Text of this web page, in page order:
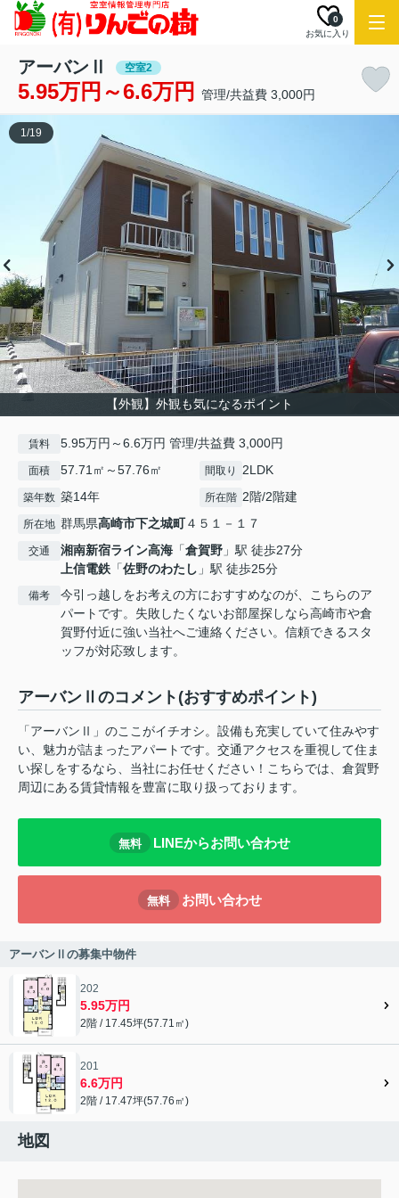
お気に入り
0
アーバンⅡ 空室2
5.95万円～6.6万円 管理/共益費 3,000円
【外観】外観も気になるポイント
1/19
賃料 5.95万円～6.6万円 管理/共益費 3,000円
面積 57.71㎡～57.76㎡ 間取り 2LDK
築年数 築14年 所在階 2階/2階建
所在地 群馬県高崎市下之城町４５１－１７
交通 湘南新宿ライン高海 「倉賀野 」駅 徒歩27分
上信電鉄 「佐野のわたし 」駅 徒歩25分
備考
今引っ越しをお考えの方におすすめなのが、こちらのア
パートです。失敗したくないお部屋探しなら高崎市や倉
賀野付近に強い当社へご連絡ください。信頼できるスタ
ッフが対応致します。
アーバンⅡのコメント(おすすめポイント)
「アーバンⅡ」のここがイチオシ。設備も充実していて住みやす
い、魅力が詰まったアパートです。交通アクセスを重視して住ま
い探しをするなら、当社にお任せください！こちらでは、倉賀野
周辺にある賃貸情報を豊富に取り扱っております。
無料 LINEからお問い合わせ
無料 お問い合わせ
アーバンⅡの募集中物件
202
5.95万円
2階 / 17.45坪(57.71㎡)
201
6.6万円
2階 / 17.47坪(57.76㎡)
地図